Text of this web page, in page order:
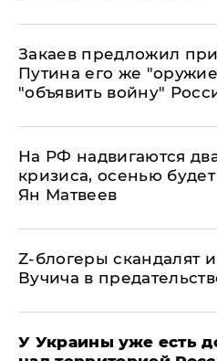
Закаев предложил
Путина его же
"объявить войну"
На РФ надвигаются
кризиса, осенью
Ян Матвеев
Z-блогеры скандалят
Вучича в
У Украины уже есть